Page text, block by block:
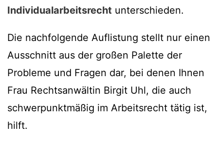
Individualarbeitsrecht unterschieden.
Die nachfolgende Auflistung stellt nur einen
Ausschnitt aus der großen Palette der
Probleme und Fragen dar, bei denen Ihnen
Frau Rechtsanwältin Birgit Uhl, die auch
schwerpunktmäßig im Arbeitsrecht tätig ist,
hilft.